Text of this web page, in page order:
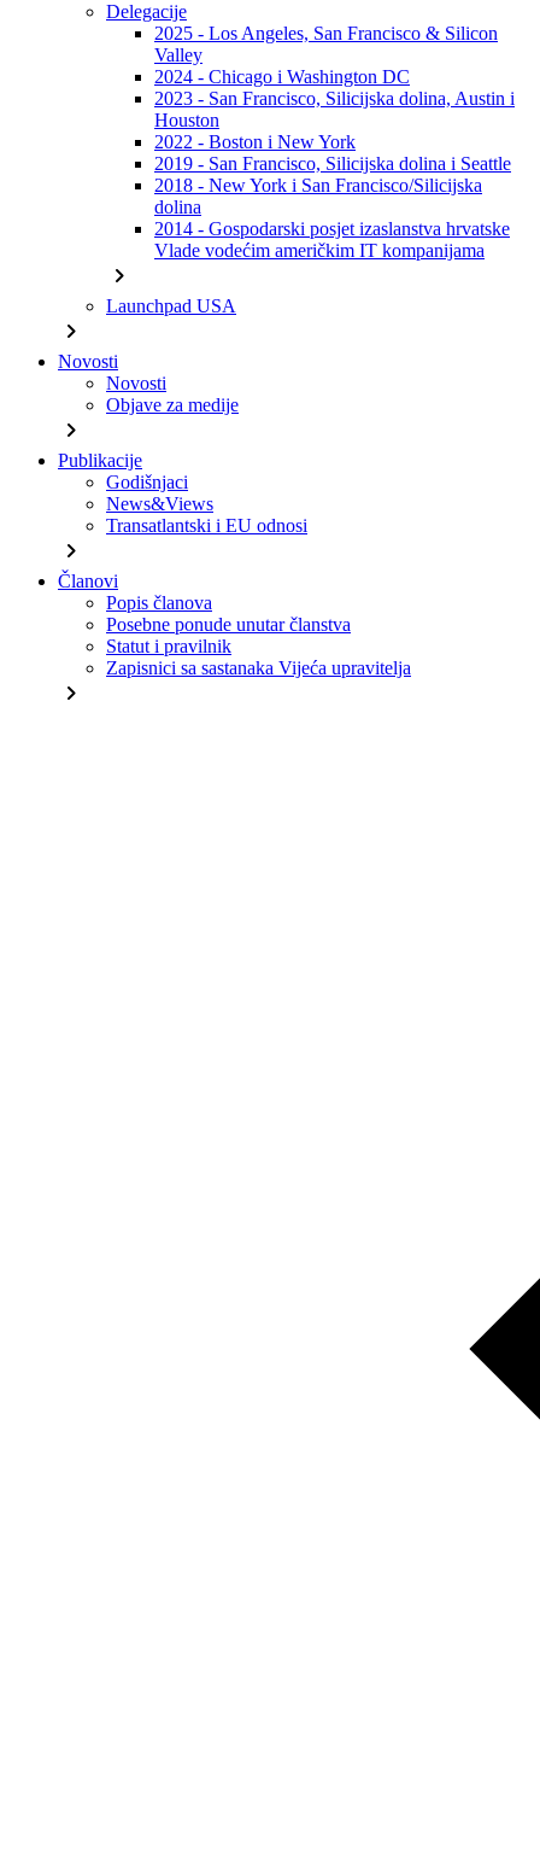
Delegacije
2025 - Los Angeles, San Francisco & Silicon
Valley
2024 - Chicago i Washington DC
2023 - San Francisco, Silicijska dolina, Austin i
Houston
2022 - Boston i New York
2019 - San Francisco, Silicijska dolina i Seattle
2018 - New York i San Francisco/Silicijska
dolina
2014 - Gospodarski posjet izaslanstva hrvatske
Vlade vodećim američkim IT kompanijama
chevron_right
Launchpad USA
chevron_right
Novosti
Novosti
Objave za medije
chevron_right
Publikacije
Godišnjaci
News&Views
Transatlantski i EU odnosi
chevron_right
Članovi
Popis članova
Posebne ponude unutar članstva
Statut i pravilnik
Zapisnici sa sastanaka Vijeća upravitelja
chevron_right